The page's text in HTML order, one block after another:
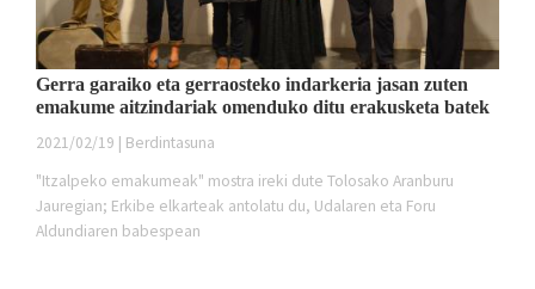
Gerra garaiko eta gerraosteko indarkeria jasan zuten
emakume aitzindariak omenduko ditu erakusketa batek
2021/02/19 | Berdintasuna
"Itzalpeko emakumeak" mostra ireki dute Tolosako Aranburu
Jauregian; Erkibe elkarteak antolatu du, Udalaren eta Foru
Aldundiaren babespean